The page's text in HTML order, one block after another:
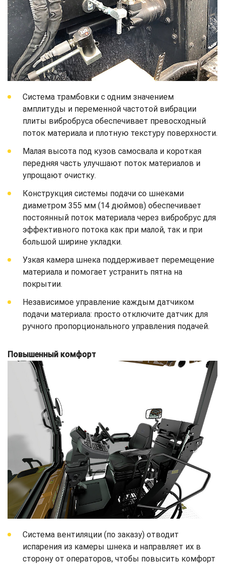
Система трамбовки с одним значением
амплитуды и переменной частотой вибрации
плиты вибробруса обеспечивает превосходный
поток материала и плотную текстуру поверхности.
Малая высота под кузов самосвала и короткая
передняя часть улучшают поток материалов и
упрощают очистку.
Конструкция системы подачи со шнеками
диаметром 355 мм (14 дюймов) обеспечивает
постоянный поток материала через вибробрус для
эффективного потока как при малой, так и при
большой ширине укладки.
Узкая камера шнека поддерживает перемещение
материала и помогает устранить пятна на
покрытии.
Независимое управление каждым датчиком
подачи материала: просто отключите датчик для
ручного пропорционального управления подачей.
Повышенный комфорт
Система вентиляции (по заказу) отводит
испарения из камеры шнека и направляет их в
сторону от операторов, чтобы повысить комфорт